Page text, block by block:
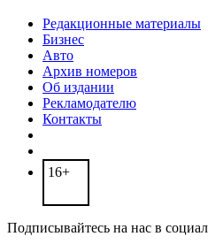
Редакционные материалы
Бизнес
Авто
Архив номеров
Об издании
Рекламодателю
Контакты
16+
Подписывайтесь на нас в